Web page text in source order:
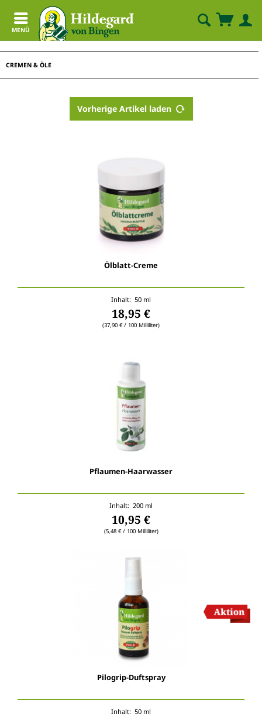
MENÜ
CREMEN & ÖLE
Vorherige Artikel laden
Ölblatt-Creme
Inhalt: 50 ml
18,95 €
(37,90 € / 100 Milliliter)
Pflaumen-Haarwasser
Inhalt: 200 ml
10,95 €
(5,48 € / 100 Milliliter)
Pilogrip-Duftspray
Inhalt: 50 ml